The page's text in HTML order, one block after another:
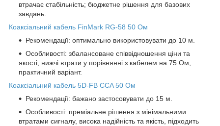
втрачає стабільність; бюджетне рішення для базових
завдань.
Коаксіальний кабель FinMark RG-58 50 Ом
Рекомендації: оптимально використовувати до 10 м.
Особливості: збалансоване співвідношення ціни та
якості, нижчі втрати у порівнянні з кабелем на 75 Ом,
практичний варіант.
Коаксіальний кабель 5D-FB CCA 50 Ом
Рекомендації: бажано застосовувати до 15 м.
Особливості: преміальне рішення з мінімальними
втратами сигналу, висока надійність та якість, підходить